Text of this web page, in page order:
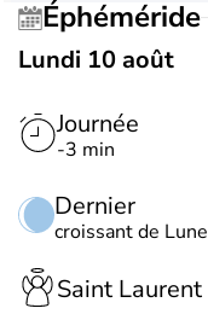
Éphéméride
Lundi 10 août
Journée
-3 min
Dernier
croissant de Lune
Saint Laurent